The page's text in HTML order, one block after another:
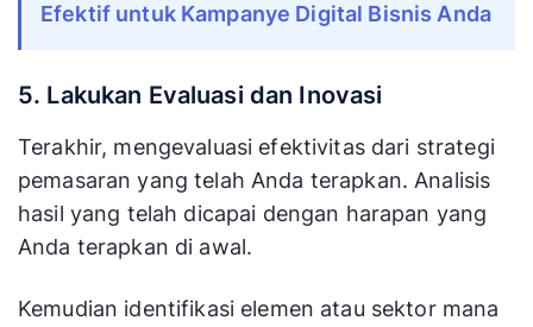
Efektif untuk Kampanye Digital Bisnis Anda
5. Lakukan Evaluasi dan Inovasi
Terakhir, mengevaluasi efektivitas dari strategi
pemasaran yang telah Anda terapkan. Analisis
hasil yang telah dicapai dengan harapan yang
Anda terapkan di awal.
Kemudian identifikasi elemen atau sektor mana